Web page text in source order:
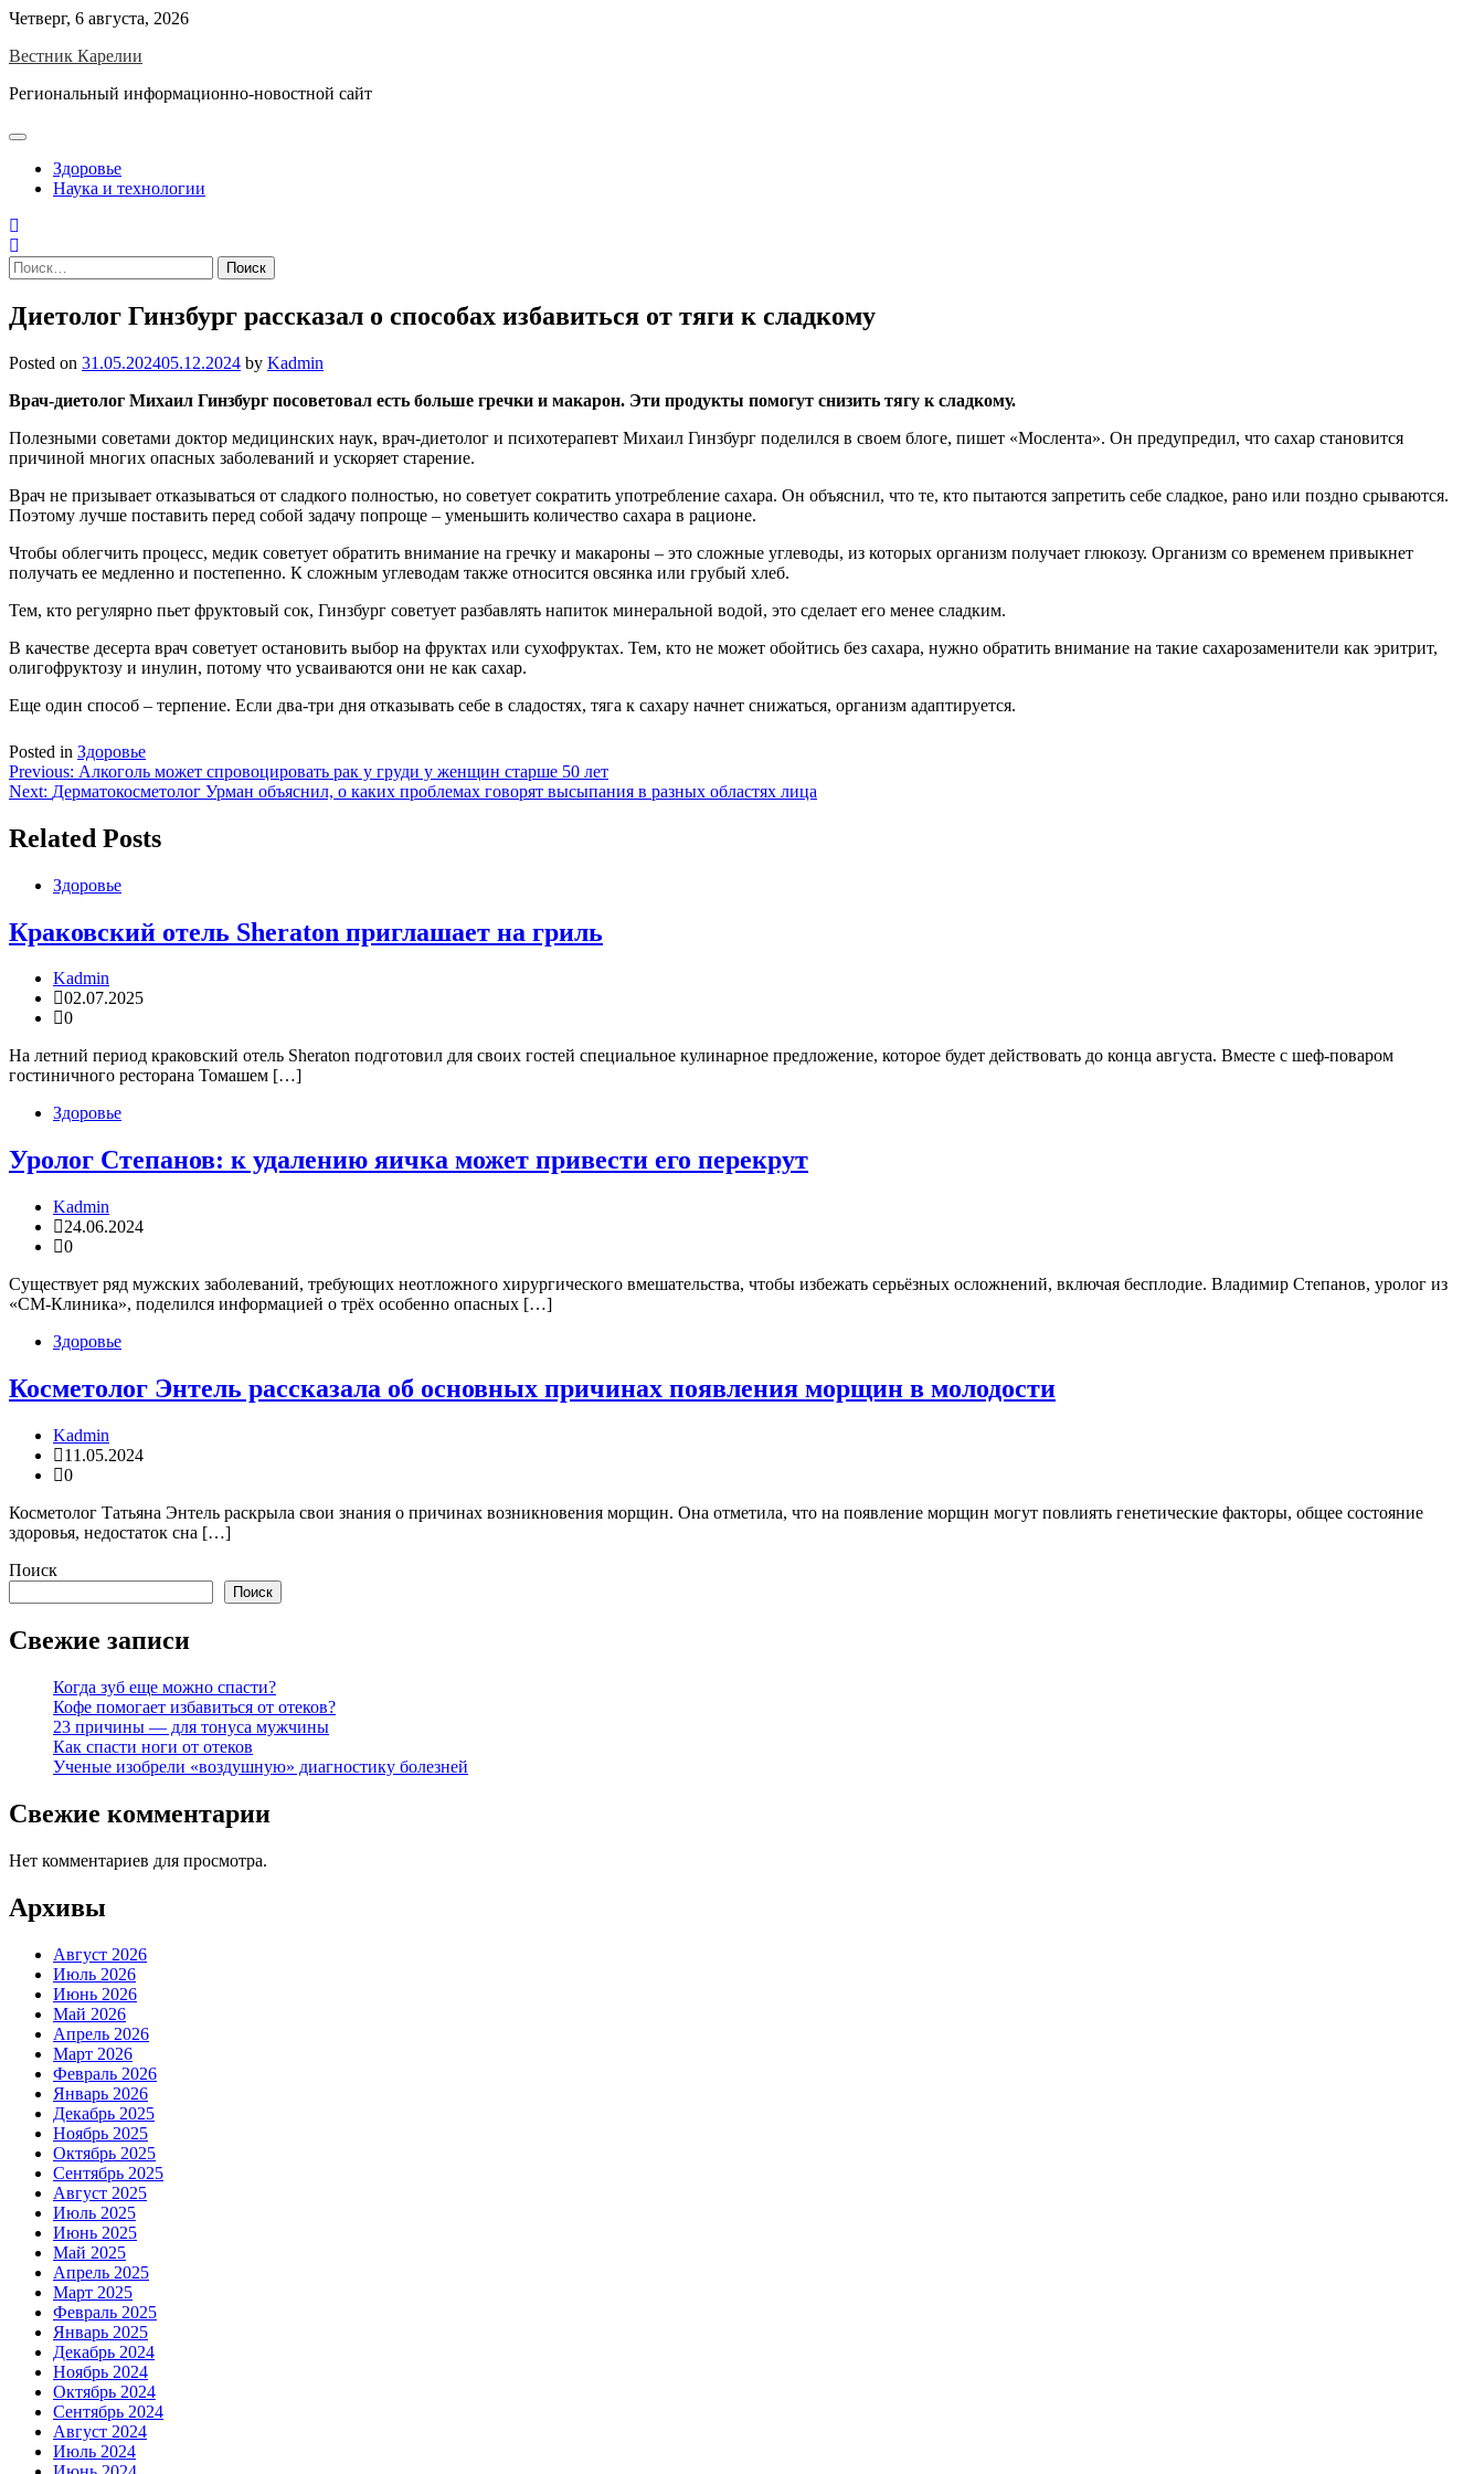
Skip
content
Четверг, 6 августа, 2026
Вестник Карелии
Региональный информационно-новостной сайт
Здоровье
Наука и технологии
Найти:
Диетолог Гинзбург рассказал о способах избавиться от тяги к сладкому
Posted on 31.05.202405.12.2024 by Kadmin
Врач-диетолог Михаил Гинзбург посоветовал есть больше гречки и макарон. Эти продукты помогут снизить тягу к сладкому.
Полезными советами доктор медицинских наук, врач-диетолог и психотерапевт Михаил Гинзбург поделился в своем блоге, пишет «Мослента». Он предупредил, что сахар становится
причиной многих опасных заболеваний и ускоряет старение.
Врач не призывает отказываться от сладкого полностью, но советует сократить употребление сахара. Он объяснил, что те, кто пытаются запретить себе сладкое, рано или поздно срываются.
Поэтому лучше поставить перед собой задачу попроще – уменьшить количество сахара в рационе.
Чтобы облегчить процесс, медик советует обратить внимание на гречку и макароны – это сложные углеводы, из которых организм получает глюкозу. Организм со временем привыкнет
получать ее медленно и постепенно. К сложным углеводам также относится овсянка или грубый хлеб.
Тем, кто регулярно пьет фруктовый сок, Гинзбург советует разбавлять напиток минеральной водой, это сделает его менее сладким.
В качестве десерта врач советует остановить выбор на фруктах или сухофруктах. Тем, кто не может обойтись без сахара, нужно обратить внимание на такие сахарозаменители как эритрит,
олигофруктозу и инулин, потому что усваиваются они не как сахар.
Еще один способ – терпение. Если два-три дня отказывать себе в сладостях, тяга к сахару начнет снижаться, организм адаптируется.
Posted in Здоровье
Навигация
по
записям
Previous: Алкоголь может спровоцировать рак у груди у женщин старше 50 лет
Next: Дерматокосметолог Урман объяснил, о каких проблемах говорят высыпания в разных областях лица
Related Posts
Здоровье
Краковский отель Sheraton приглашает на гриль
Kadmin
02.07.2025
0
На летний период краковский отель Sheraton подготовил для своих гостей специальное кулинарное предложение, которое будет действовать до конца августа. Вместе с шеф-поваром
гостиничного ресторана Томашем […]
Здоровье
Уролог Степанов: к удалению яичка может привести его перекрут
Kadmin
24.06.2024
0
Существует ряд мужских заболеваний, требующих неотложного хирургического вмешательства, чтобы избежать серьёзных осложнений, включая бесплодие. Владимир Степанов, уролог из
«СМ-Клиника», поделился информацией о трёх особенно опасных […]
Здоровье
Косметолог Энтель рассказала об основных причинах появления морщин в молодости
Kadmin
11.05.2024
0
Косметолог Татьяна Энтель раскрыла свои знания о причинах возникновения морщин. Она отметила, что на появление морщин могут повлиять генетические факторы, общее состояние
здоровья, недостаток сна […]
Поиск
Поиск
Свежие записи
Когда зуб еще можно спасти?
Кофе помогает избавиться от отеков?
23 причины — для тонуса мужчины
Как спасти ноги от отеков
Ученые изобрели «воздушную» диагностику болезней
Свежие комментарии
Нет комментариев для просмотра.
Архивы
Август 2026
Июль 2026
Июнь 2026
Май 2026
Апрель 2026
Март 2026
Февраль 2026
Январь 2026
Декабрь 2025
Ноябрь 2025
Октябрь 2025
Сентябрь 2025
Август 2025
Июль 2025
Июнь 2025
Май 2025
Апрель 2025
Март 2025
Февраль 2025
Январь 2025
Декабрь 2024
Ноябрь 2024
Октябрь 2024
Сентябрь 2024
Август 2024
Июль 2024